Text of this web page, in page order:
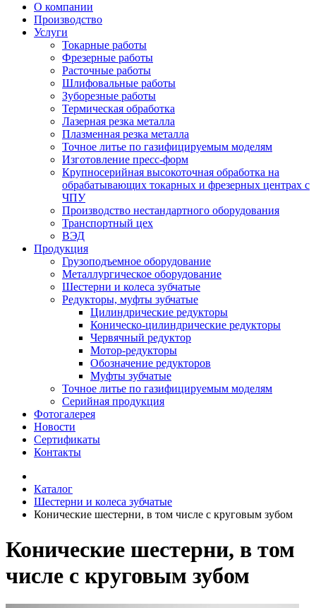
О компании
Производство
Услуги
Токарные работы
Фрезерные работы
Расточные работы
Шлифовальные работы
Зуборезные работы
Термическая обработка
Лазерная резка металла
Плазменная резка металла
Точное литье по газифицируемым моделям
Изготовление пресс-форм
Крупносерийная высокоточная обработка на
обрабатывающих токарных и фрезерных центрах с
ЧПУ
Производство нестандартного оборудования
Транспортный цех
ВЭД
Продукция
Грузоподъемное оборудование
Металлургическое оборудование
Шестерни и колеса зубчатые
Редукторы, муфты зубчатые
Цилиндрические редукторы
Коническо-цилиндрические редукторы
Червячный редуктор
Мотор-редукторы
Обозначение редукторов
Муфты зубчатые
Точное литье по газифицируемым моделям
Серийная продукция
Фотогалерея
Новости
Сертификаты
Контакты
Каталог
Шестерни и колеса зубчатые
Конические шестерни, в том числе с круговым зубом
Конические шестерни, в том
числе с круговым зубом